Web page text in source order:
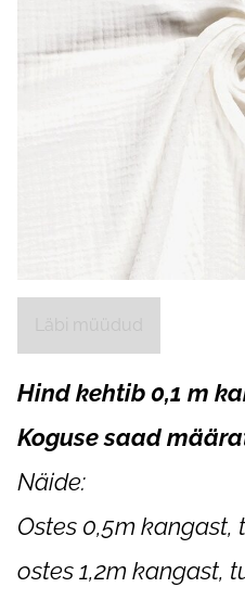
Hind kehtib 0,1 m
Koguse saad
Näide:
Ostes 0,5m kangast,
ostes 1,2m kangast,